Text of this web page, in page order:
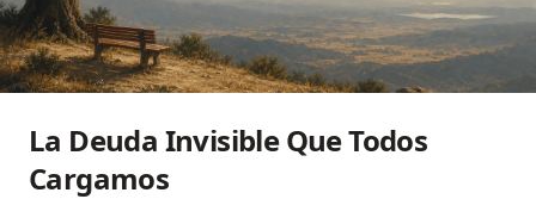
La Deuda Invisible Que Todos
Cargamos